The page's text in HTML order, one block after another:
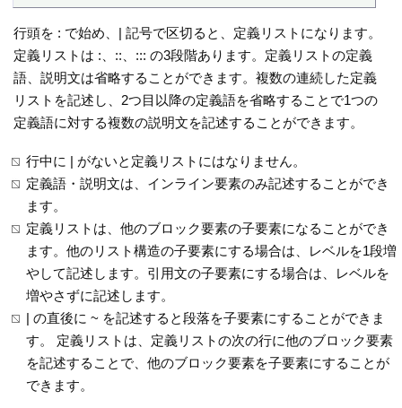
行頭を : で始め、| 記号で区切ると、定義リストになります。
定義リストは :、::、::: の3段階あります。定義リストの定義
語、説明文は省略することができます。複数の連続した定義
リストを記述し、2つ目以降の定義語を省略することで1つの
定義語に対する複数の説明文を記述することができます。
行中に | がないと定義リストにはなりません。
定義語・説明文は、インライン要素のみ記述することができ
ます。
定義リストは、他のブロック要素の子要素になることができ
ます。他のリスト構造の子要素にする場合は、レベルを1段増
やして記述します。引用文の子要素にする場合は、レベルを
増やさずに記述します。
| の直後に ~ を記述すると段落を子要素にすることができま
す。 定義リストは、定義リストの次の行に他のブロック要素
を記述することで、他のブロック要素を子要素にすることが
できます。